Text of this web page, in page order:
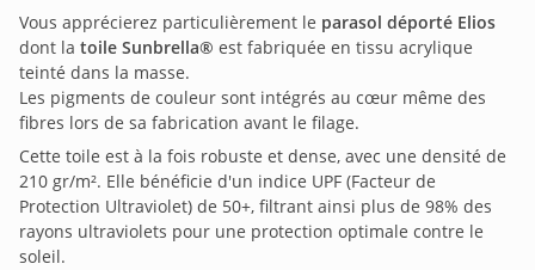
Vous apprécierez particulièrement le parasol déporté Elios
dont la toile Sunbrella® est fabriquée en tissu acrylique
teinté dans la masse.
Les pigments de couleur sont intégrés au cœur même des
fibres lors de sa fabrication avant le filage.
Cette toile est à la fois robuste et dense, avec une densité de
210 gr/m². Elle bénéficie d'un indice UPF (Facteur de
Protection Ultraviolet) de 50+, filtrant ainsi plus de 98% des
rayons ultraviolets pour une protection optimale contre le
soleil.